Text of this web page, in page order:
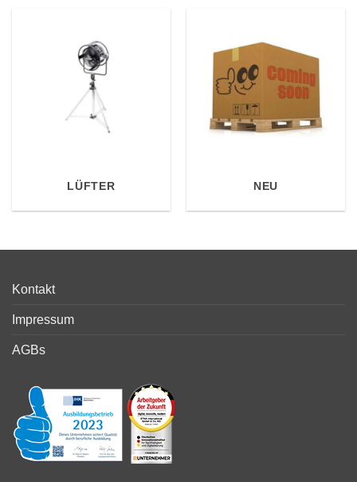
LÜFTER NEU
Kontakt
Impressum
AGBs